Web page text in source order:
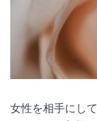
女性を相手にし